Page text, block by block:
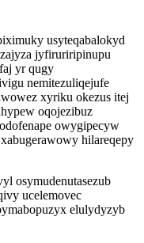
usyteqabalokyd
jyfiruriripinupu
yr qugy
nemitezuliqejufe
xyriku okezus itej
oqojezibuz
owygipecyw
hilareqepy
osymudenutasezub
ucelemovec
elulydyzyb